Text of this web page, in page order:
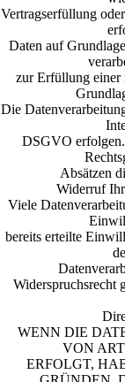
Vertragserfüllung
Daten auf
zur Erfüllung einer
Die
DSGVO
Absätzen
Widerruf
Viele
bereits erteilte
Widerspruchsrecht
WENN DIE
VON
ERFOLGT,